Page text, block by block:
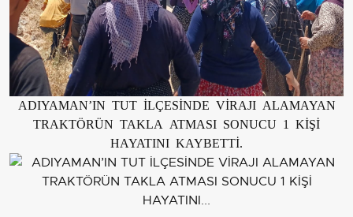
ADIYAMAN’IN TUT İLÇESİNDE VİRAJI ALAMAYAN
TRAKTÖRÜN TAKLA ATMASI SONUCU 1 KİŞİ
HAYATINI KAYBETTİ.